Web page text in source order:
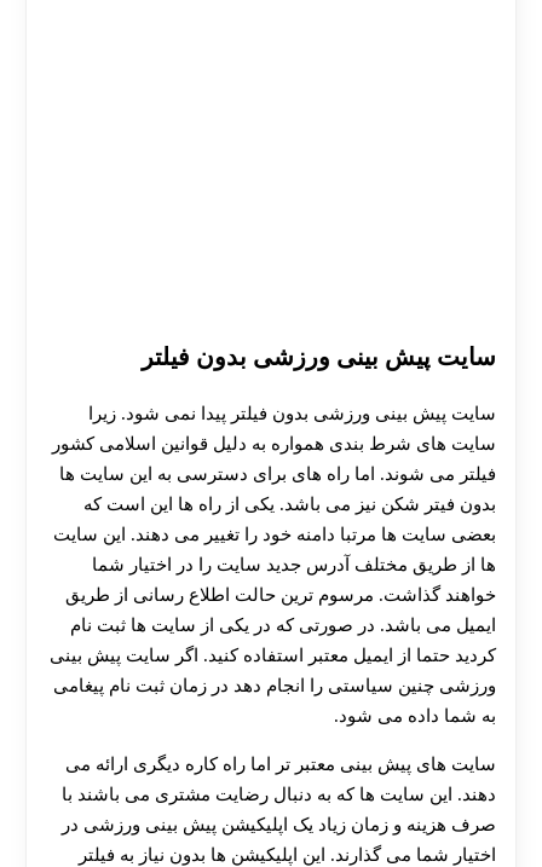
سایت پیش بینی ورزشی بدون فیلتر
سایت پیش بینی ورزشی بدون فیلتر پیدا نمی شود. زیرا
سایت های شرط بندی همواره به دلیل قوانین اسلامی کشور
فیلتر می شوند. اما راه های برای دسترسی به این سایت ها
بدون فیتر شکن نیز می باشد. یکی از راه ها این است که
بعضی سایت ها مرتبا دامنه خود را تغییر می دهند. این سایت
ها از طریق مختلف آدرس جدید سایت را در اختیار شما
خواهند گذاشت. مرسوم ترین حالت اطلاع رسانی از طریق
ایمیل می باشد. در صورتی که در یکی از سایت ها ثبت نام
کردید حتما از ایمیل معتبر استفاده کنید. اگر سایت پیش بینی
ورزشی چنین سیاستی را انجام دهد در زمان ثبت نام پیغامی
به شما داده می شود.
سایت های پیش بینی معتبر تر اما راه کاره دیگری ارائه می
دهند. این سایت ها که به دنبال رضایت مشتری می باشند با
صرف هزینه و زمان زیاد یک اپلیکیشن پیش بینی ورزشی در
اختیار شما می گذارند. این اپلیکیشن ها بدون نیاز به فیلتر